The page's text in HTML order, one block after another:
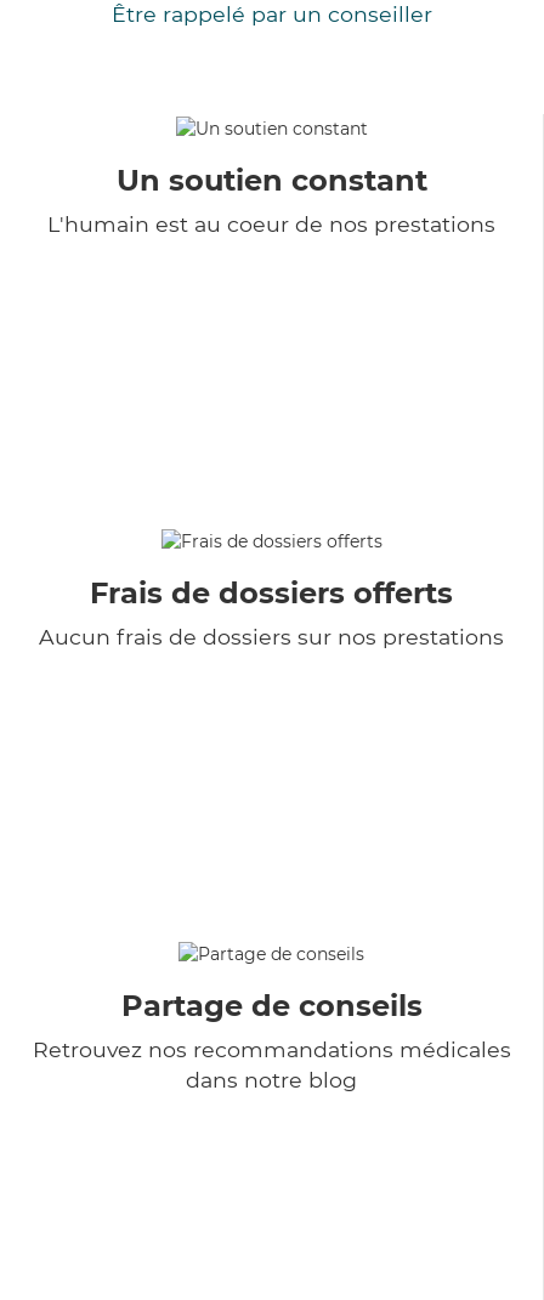
Être rappelé par un conseiller
Un soutien constant
L'humain est au coeur de nos prestations
Frais de dossiers offerts
Aucun frais de dossiers sur nos prestations
Partage de conseils
Retrouvez nos recommandations médicales
dans notre blog